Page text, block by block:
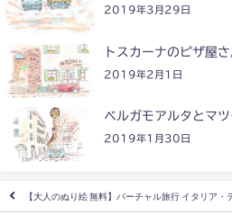
2019年3月29日
トスカーナのピザ屋
2019年2月1日
ベルガモアルタとマ
2019年1月30日
【大人のぬり絵 無料】バーチャル旅行 イタリア・